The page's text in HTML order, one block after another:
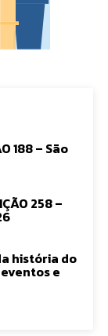
188 – São
258 –
história do
e